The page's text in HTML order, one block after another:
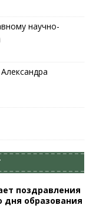
научно-
поздравления
дня образования